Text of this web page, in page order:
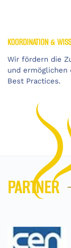
KOORDINATION &
Wir fördern die
und ermöglichen
Best Practices.
PARTNER